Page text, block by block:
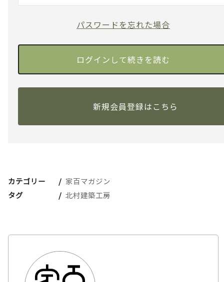
パスワードを忘れた場合
新規会員登録はこちら
カテゴリー
家百マガジン
タグ
北村建築工房